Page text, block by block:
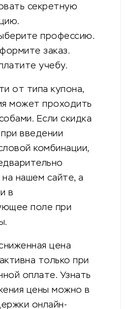
секретную
профессию.
заказ.
учебу.
от типа купона,
может проходить
Если скидка
введении
комбинации,
нашем сайте, а
в
поле при
цена
только при
оплате. Узнать
цены можно в
онлайн-